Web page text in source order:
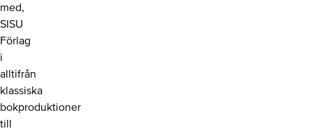
med,
SISU
Förlag
i
alltifrån
klassiska
bokproduktioner
till